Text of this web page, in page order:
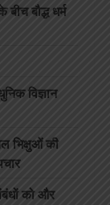
बौद्ध धर्म
विज्ञान
भिक्षुओं की
को और